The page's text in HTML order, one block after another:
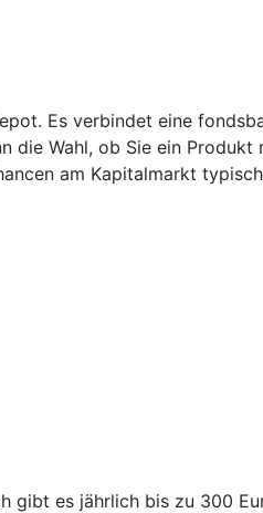
Es verbindet eine
die Wahl, ob Sie ein Produkt
am Kapitalmarkt
gibt es jährlich bis zu 300